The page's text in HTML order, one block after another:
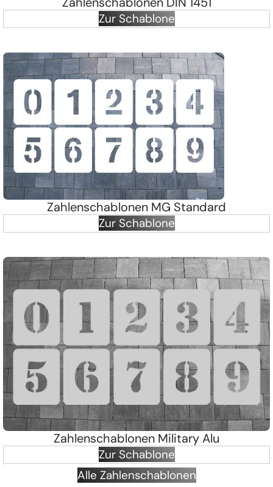
Zur Schablone
Zahlenschablonen MG Standard
Zur Schablone
Zahlenschablonen Military Alu
Zur Schablone
Alle Zahlenschablonen